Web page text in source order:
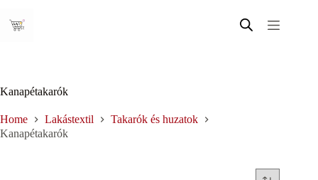
content
Kanapétakarók
Home Lakástextil
Takarók és huzatok
Kanapétakarók